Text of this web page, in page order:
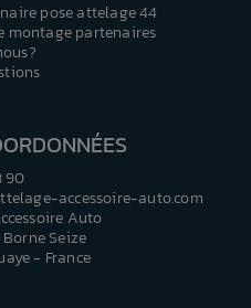
pose attelage 44
montage partenaires
90
accessoire-auto.com
Auto
Seize
- France